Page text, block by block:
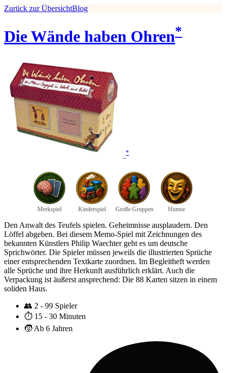
Zurück zur ÜbersichtBlog
Die Wände haben Ohren*
*
Merkspiel Kinderspiel Große Gruppen Humor
Den Anwalt des Teufels spielen. Geheimnisse ausplaudern. Den
Löffel abgeben. Bei diesem Memo-Spiel mit Zeichnungen des
bekannten Künstlers Philip Waechter geht es um deutsche
Sprichwörter. Die Spieler müssen jeweils die illustrierten Sprüche
einer entsprechenden Textkarte zuordnen. Im Begleitheft werden
alle Sprüche und ihre Herkunft ausführlich erklärt. Auch die
Verpackung ist äußerst ansprechend: Die 88 Karten sitzen in einem
soliden Haus.
👥 2 - 99 Spieler
⏱️ 15 - 30 Minuten
🧒 Ab 6 Jahren